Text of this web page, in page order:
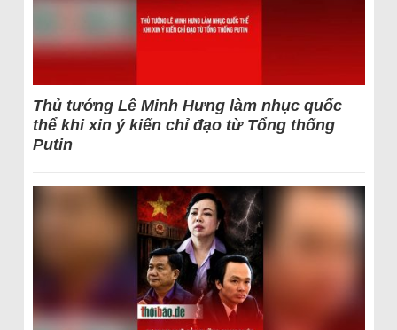
Thủ tướng Lê Minh Hưng làm nhục quốc
thể khi xin ý kiến chỉ đạo từ Tổng thống
Putin